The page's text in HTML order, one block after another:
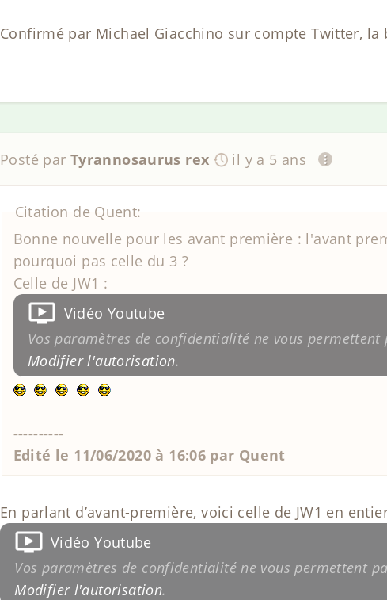
Confirmé par Michael Giacchino sur compte Twitter,
Posté par Tyrannosaurus rex il y a 5 ans
Citation de Quent:
Bonne nouvelle pour les avant première : l'avant
pourquoi pas celle du 3 ?
Celle de JW1 :
Vidéo Youtube
Vos paramètres de confidentialité ne vous
Modifier l'autorisation.
----------
Edité le 11/06/2020 à 16:06 par Quent
En parlant d’avant-première, voici celle de JW1 en
Vidéo Youtube
Vos paramètres de confidentialité ne vous permettent
Modifier l'autorisation.